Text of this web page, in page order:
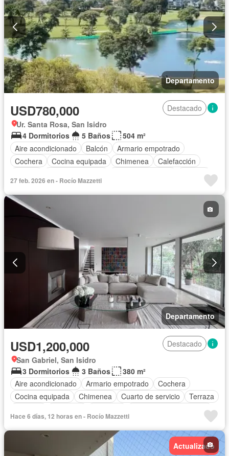
Departamento
USD780,000
Destacado
Ur. Santa Rosa, San Isidro
4 Dormitorios
5 Baños
504 m²
Aire acondicionado
Balcón
Armario empotrado
Cochera
Cocina equipada Chimenea
Calefacción
Terraza
Patio
Vigilante Jardín
Ascensor
27 feb. 2026 en - Rocío Mazzetti
Departamento
USD1,200,000
Destacado
San Gabriel, San Isidro
3 Dormitorios
3 Baños
380 m²
Aire acondicionado
Armario empotrado
Cochera
Cocina equipada
Chimenea Cuarto de servicio
Terraza
Parcialmente amoblado
Hace 6 días, 12 horas en - Rocío Mazzetti
Actualizado